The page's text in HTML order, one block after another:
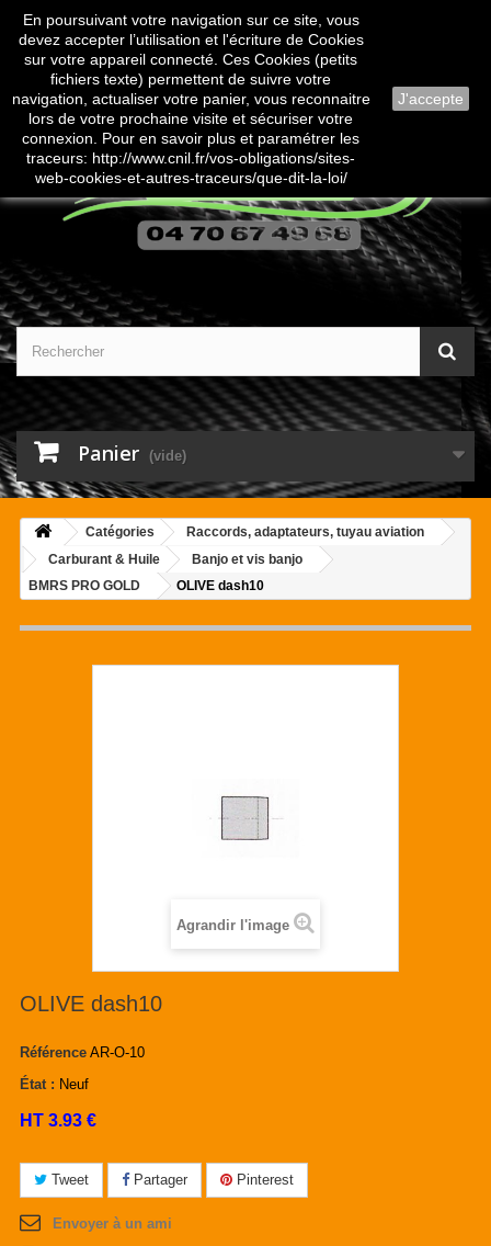
Contactez-nous
Panier (vide)
Catégories
Raccords, adaptateurs, tuyau aviation
Carburant & Huile
Banjo et vis banjo
BMRS PRO GOLD
OLIVE dash10
Agrandir l'image
OLIVE dash10
Référence AR-O-10
État : Neuf
HT 3.93 €
Tweet Partager Pinterest
Envoyer à un ami
En poursuivant votre navigation sur ce site, vous
devez accepter l’utilisation et l'écriture de Cookies
sur votre appareil connecté. Ces Cookies (petits
fichiers texte) permettent de suivre votre
navigation, actualiser votre panier, vous reconnaitre
lors de votre prochaine visite et sécuriser votre
connexion. Pour en savoir plus et paramétrer les
traceurs: http://www.cnil.fr/vos-obligations/sites-
web-cookies-et-autres-traceurs/que-dit-la-loi/
J'accepte